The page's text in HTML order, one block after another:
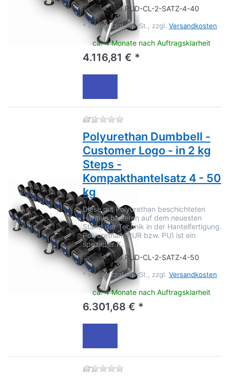
Art.-Nr.159.PUD-CL-2-SATZ-4-40
* Preise zzgl. MwSt., zzgl. Versandkosten
ca. 4 Monate nach Auftragsklarheit
4.116,81 € *
ATX Zu diesem Produkt liegen
Polyurethan Dumbbell -
Customer Logo - in 2 kg
Steps -
Kompakthantelsatz 4 - 50
kg
Diese mit Polyurethan beschichteten
Hanteln basieren auf dem neuesten
Stand der Technik in der Hantelfertigung.
Polyurethan (PUR bzw. PU) ist ein
spezieller K…
Art.-Nr.159.PUD-CL-2-SATZ-4-50
* Preise zzgl. MwSt., zzgl. Versandkosten
ca. 4 Monate nach Auftragsklarheit
6.301,68 € *
ATX Zu diesem Produkt liegen